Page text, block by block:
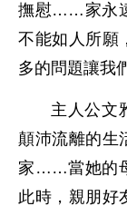
撫慰……家永
不能如人所願
多的問題讓我
主人公文
顛沛流離的生
家……當她的
此時，親朋好